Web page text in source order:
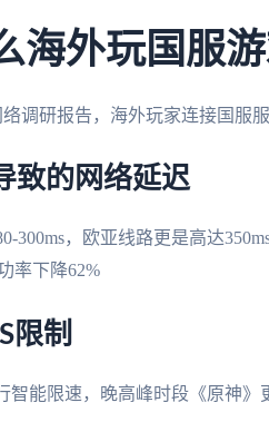
海外玩国服游
调研报告，海外玩家连接国服
致的网络延迟
300ms，欧亚线路更是高达
率下降62%
限制
智能限速，晚高峰时段《原神》